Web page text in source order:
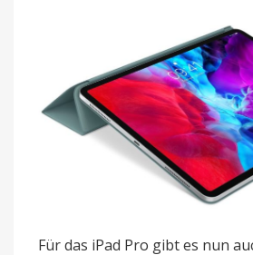
Für das iPad Pro gibt es nun